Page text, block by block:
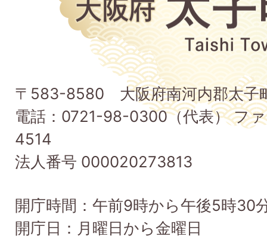
町
Taishi
Town
〒583-8580 大阪府南河内郡太子
電話：0721-98-0300（代表） フ
4514
法人番号 000020273813
開庁時間：午前9時から午後5時30
開庁日：月曜日から金曜日